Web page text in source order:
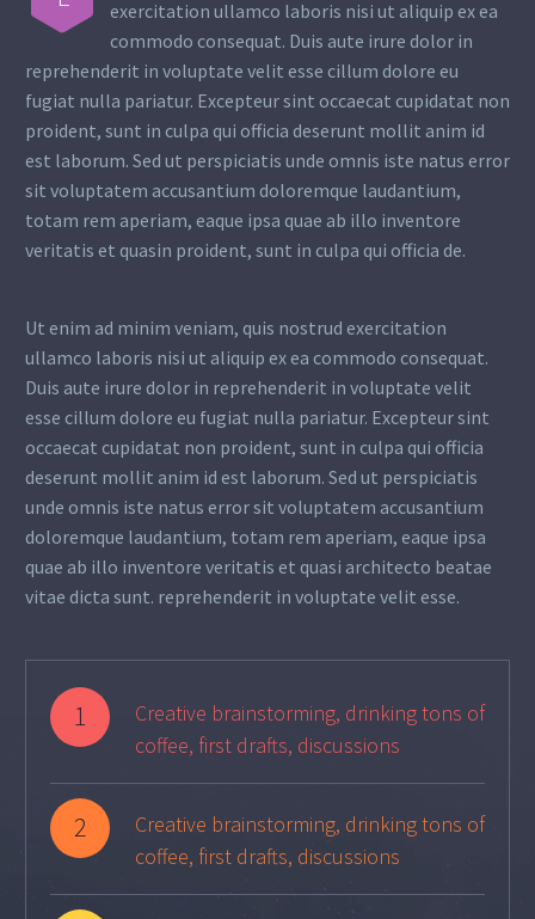
exercitation ullamco laboris nisi ut aliquip ex ea
commodo consequat. Duis aute irure dolor in
reprehenderit in voluptate velit esse cillum dolore eu
fugiat nulla pariatur. Excepteur sint occaecat cupidatat non
proident, sunt in culpa qui officia deserunt mollit anim id
est laborum. Sed ut perspiciatis unde omnis iste natus error
sit voluptatem accusantium doloremque laudantium,
totam rem aperiam, eaque ipsa quae ab illo inventore
veritatis et quasin proident, sunt in culpa qui officia de.
Ut enim ad minim veniam, quis nostrud exercitation
ullamco laboris nisi ut aliquip ex ea commodo consequat.
Duis aute irure dolor in reprehenderit in voluptate velit
esse cillum dolore eu fugiat nulla pariatur. Excepteur sint
occaecat cupidatat non proident, sunt in culpa qui officia
deserunt mollit anim id est laborum. Sed ut perspiciatis
unde omnis iste natus error sit voluptatem accusantium
doloremque laudantium, totam rem aperiam, eaque ipsa
quae ab illo inventore veritatis et quasi architecto beatae
vitae dicta sunt. reprehenderit in voluptate velit esse.
1
Creative brainstorming, drinking tons of
coffee, first drafts, discussions
2
Creative brainstorming, drinking tons of
coffee, first drafts, discussions